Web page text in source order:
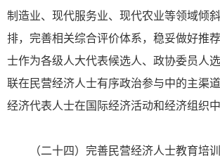
制造业、现代服务业、现代农业等领域倾
排，完善相关综合评价体系，稳妥做好推
士作为各级人大代表候选人、政协委员人
联在民营经济人士有序政治参与中的主渠
经济代表人士在国际经济活动和经济组织中
（二十四）完善民营经济人士教育培